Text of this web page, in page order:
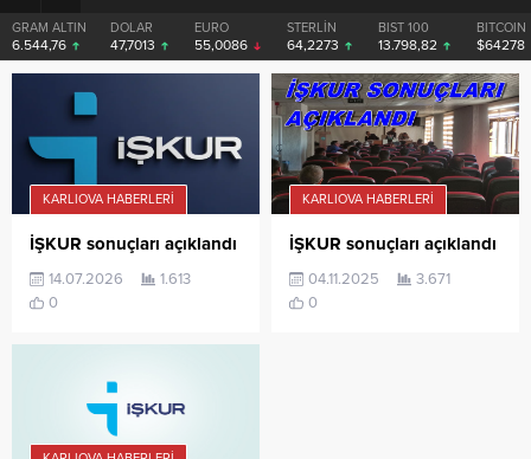
GRAM ALTIN
6.544,76
DOLAR
47,7013
EURO
55,0086
STERLİN
64,2273
BIST 100
13.798,82
BITCOIN
$64278
KARLIOVA HABERLERI
İŞKUR sonuçları açıklandı
14.07.2026
1.613
0
KARLIOVA HABERLERI
İŞKUR sonuçları açıklandı
04.11.2025
3.671
0